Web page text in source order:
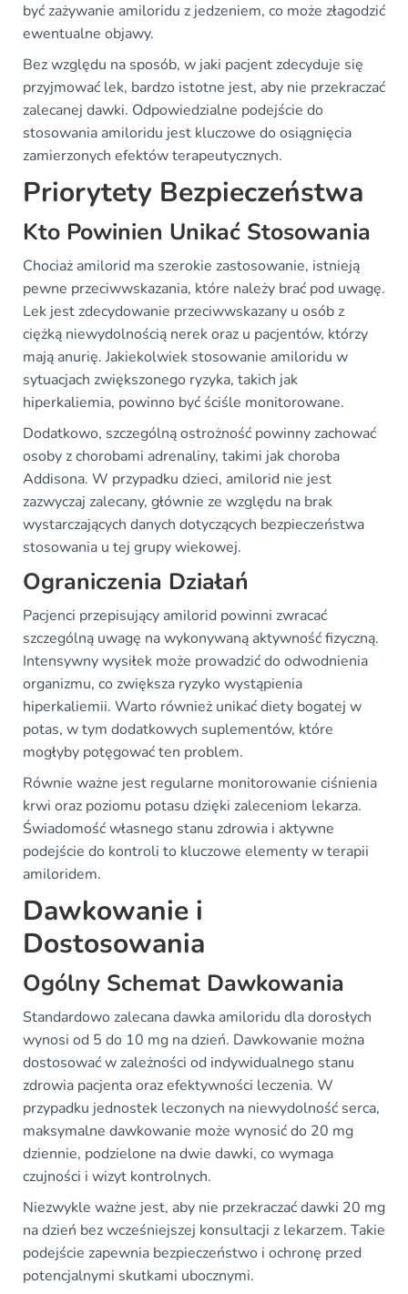
być zażywanie amiloridu z jedzeniem, co może złagodzić
ewentualne objawy.
Bez względu na sposób, w jaki pacjent zdecyduje się
przyjmować lek, bardzo istotne jest, aby nie przekraczać
zalecanej dawki. Odpowiedzialne podejście do
stosowania amiloridu jest kluczowe do osiągnięcia
zamierzonych efektów terapeutycznych.
Priorytety Bezpieczeństwa
Kto Powinien Unikać Stosowania
Chociaż amilorid ma szerokie zastosowanie, istnieją
pewne przeciwwskazania, które należy brać pod uwagę.
Lek jest zdecydowanie przeciwwskazany u osób z
ciężką niewydolnością nerek oraz u pacjentów, którzy
mają anurię. Jakiekolwiek stosowanie amiloridu w
sytuacjach zwiększonego ryzyka, takich jak
hiperkaliemia, powinno być ściśle monitorowane.
Dodatkowo, szczególną ostrożność powinny zachować
osoby z chorobami adrenaliny, takimi jak choroba
Addisona. W przypadku dzieci, amilorid nie jest
zazwyczaj zalecany, głównie ze względu na brak
wystarczających danych dotyczących bezpieczeństwa
stosowania u tej grupy wiekowej.
Ograniczenia Działań
Pacjenci przepisujący amilorid powinni zwracać
szczególną uwagę na wykonywaną aktywność fizyczną.
Intensywny wysiłek może prowadzić do odwodnienia
organizmu, co zwiększa ryzyko wystąpienia
hiperkaliemii. Warto również unikać diety bogatej w
potas, w tym dodatkowych suplementów, które
mogłyby potęgować ten problem.
Równie ważne jest regularne monitorowanie ciśnienia
krwi oraz poziomu potasu dzięki zaleceniom lekarza.
Świadomość własnego stanu zdrowia i aktywne
podejście do kontroli to kluczowe elementy w terapii
amiloridem.
Dawkowanie i
Dostosowania
Ogólny Schemat Dawkowania
Standardowo zalecana dawka amiloridu dla dorosłych
wynosi od 5 do 10 mg na dzień. Dawkowanie można
dostosować w zależności od indywidualnego stanu
zdrowia pacjenta oraz efektywności leczenia. W
przypadku jednostek leczonych na niewydolność serca,
maksymalne dawkowanie może wynosić do 20 mg
dziennie, podzielone na dwie dawki, co wymaga
czujności i wizyt kontrolnych.
Niezwykle ważne jest, aby nie przekraczać dawki 20 mg
na dzień bez wcześniejszej konsultacji z lekarzem. Takie
podejście zapewnia bezpieczeństwo i ochronę przed
potencjalnymi skutkami ubocznymi.